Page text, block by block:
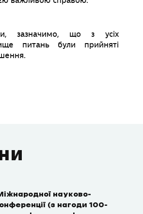
зазначимо, що з усіх
питань були прийняті
науково-
(з нагоди 100-